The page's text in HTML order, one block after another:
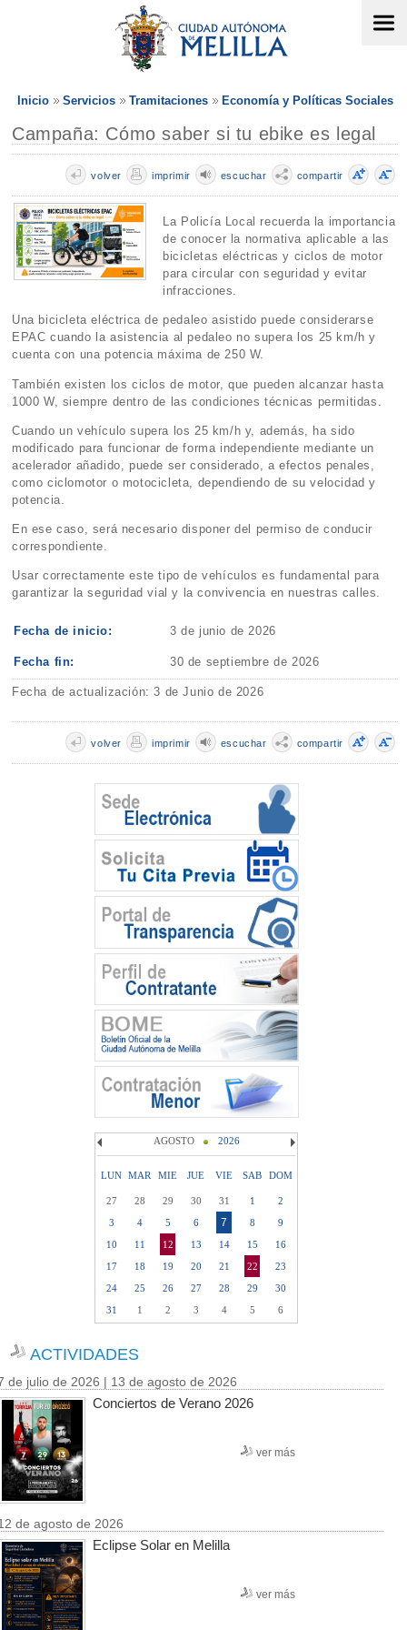
Inicio Servicios Tramitaciones Economía y Políticas Sociales
Campaña: Cómo saber si tu ebike es legal
compartir
escuchar
imprimir
volver
La Policía Local recuerda la importancia
de conocer la normativa aplicable a las
bicicletas eléctricas y ciclos de motor
para circular con seguridad y evitar
infracciones.
Una bicicleta eléctrica de pedaleo asistido puede considerarse
EPAC cuando la asistencia al pedaleo no supera los 25 km/h y
cuenta con una potencia máxima de 250 W.
También existen los ciclos de motor, que pueden alcanzar hasta
1000 W, siempre dentro de las condiciones técnicas permitidas.
Cuando un vehículo supera los 25 km/h y, además, ha sido
modificado para funcionar de forma independiente mediante un
acelerador añadido, puede ser considerado, a efectos penales,
como ciclomotor o motocicleta, dependiendo de su velocidad y
potencia.
En ese caso, será necesario disponer del permiso de conducir
correspondiente.
Usar correctamente este tipo de vehículos es fundamental para
garantizar la seguridad vial y la convivencia en nuestras calles.
Fecha de inicio: 3 de junio de 2026
Fecha fin: 30 de septiembre de 2026
Fecha de actualización: 3 de Junio de 2026
compartir
escuchar
imprimir
volver
AGOSTO 2026
LUN MAR MIE JUE VIE SAB DOM
27 28 29 30 31 1
2
3
4 5 6 7 8
9
10
11 12 13 14 15
16
17
18 19 20 21 22
23
24
25 26 27 28 29
30
31
1 2 3 4 5 6
ACTIVIDADES
de julio de 2026 | 13 de agosto de 2026
Conciertos de Verano 2026
ver más
de agosto de 2026
Eclipse Solar en Melilla
ver más